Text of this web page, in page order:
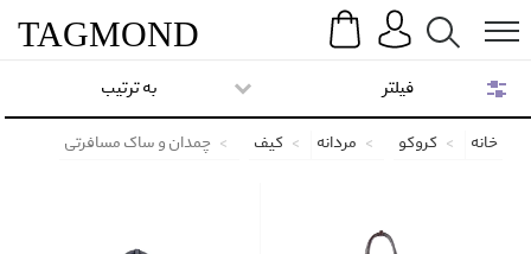
Search
TAGMOND
به ترتیب
خانه کروکو مردانه کیف چمدان و ساک مسافرتی
فیلتر